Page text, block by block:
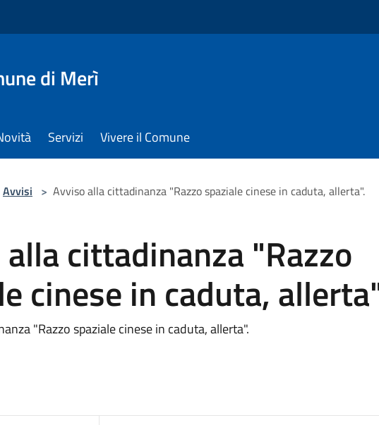
di Merì
Servizi Vivere il Comune
Avvisi > Avviso alla cittadinanza "Razzo spaziale cinese in caduta, allerta".
cittadinanza "Razzo
cinese in caduta,
"Razzo spaziale cinese in caduta, allerta".